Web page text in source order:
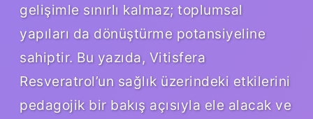
gelişimle sınırlı kalmaz; toplumsal
yapıları da dönüştürme potansiyeline
sahiptir. Bu yazıda, Vitisfera
Resveratrol’un sağlık üzerindeki etkilerini
pedagojik bir bakış açısıyla ele alacak ve